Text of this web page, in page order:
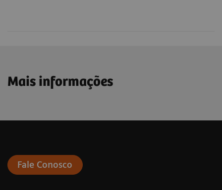
Mais informações
Fale Conosco